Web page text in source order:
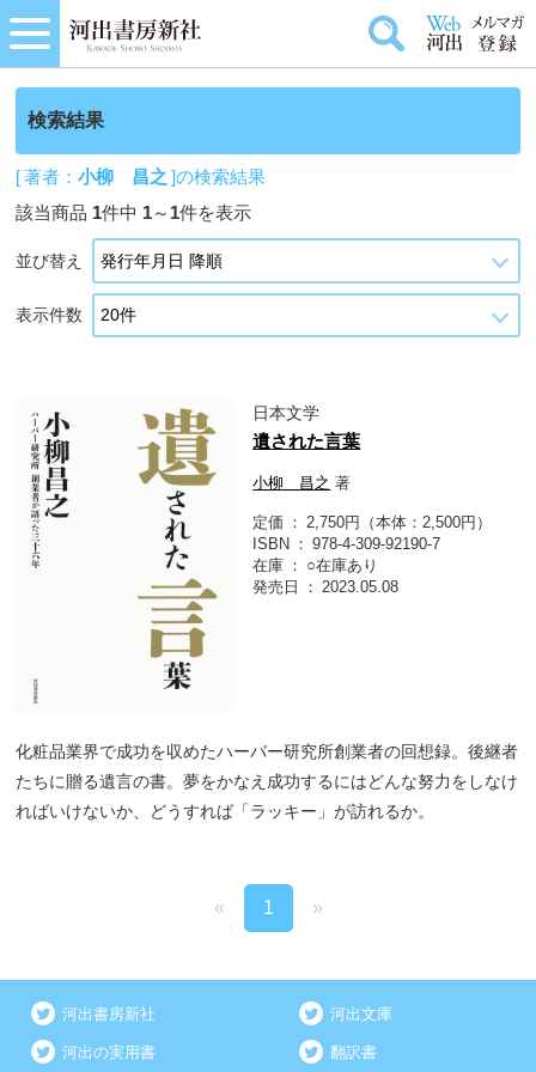
検索結果
[ 著者：小柳 昌之 ]の検索結果
該当商品 1件中 1～ 1件を表示
並び替え
表示件数
日本文学
遺された言葉
小柳 昌之 著
定価
2,750円（本体：2,500円）
ISBN
978-4-309-92190-7
在庫
○在庫あり
発売日
2023.05.08
化粧品業界で成功を収めたハーバー研究所創業者の回想録。後継者
たちに贈る遺言の書。夢をかなえ成功するにはどんな努力をしなけ
ればいけないか、どうすれば「ラッキー」が訪れるか。
« 1 »
河出書房新社 河出文庫
河出の実用書 翻訳書